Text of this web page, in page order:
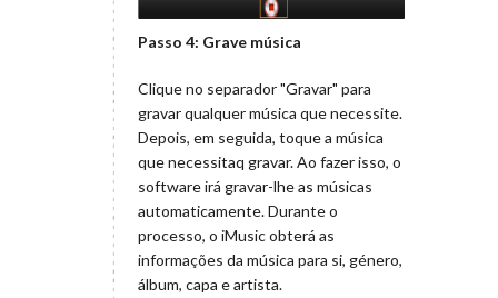
Passo 4: Grave música
Clique no separador "Gravar" para
gravar qualquer música que necessite.
Depois, em seguida, toque a música
que necessitaq gravar. Ao fazer isso, o
software irá gravar-lhe as músicas
automaticamente. Durante o
processo, o iMusic obterá as
informações da música para si, género,
álbum, capa e artista.